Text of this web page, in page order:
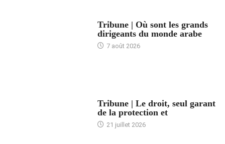
Tribune | Où sont les grands
dirigeants du monde arabe
7 août 2026
Tribune | Le droit, seul garant
de la protection et
21 juillet 2026